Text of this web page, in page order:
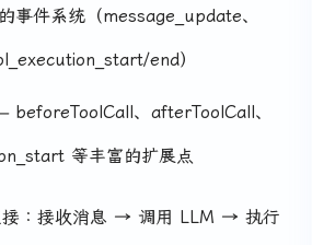
件系统（message_update、
end）
beforeToolCall、afterToolCall、
等丰富的扩展点
接：接收消息 → 调用 LLM → 执行